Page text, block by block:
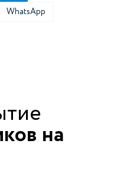
WhatsApp
на